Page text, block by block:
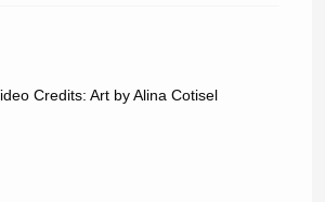
Credits: Art by Alina Cotisel